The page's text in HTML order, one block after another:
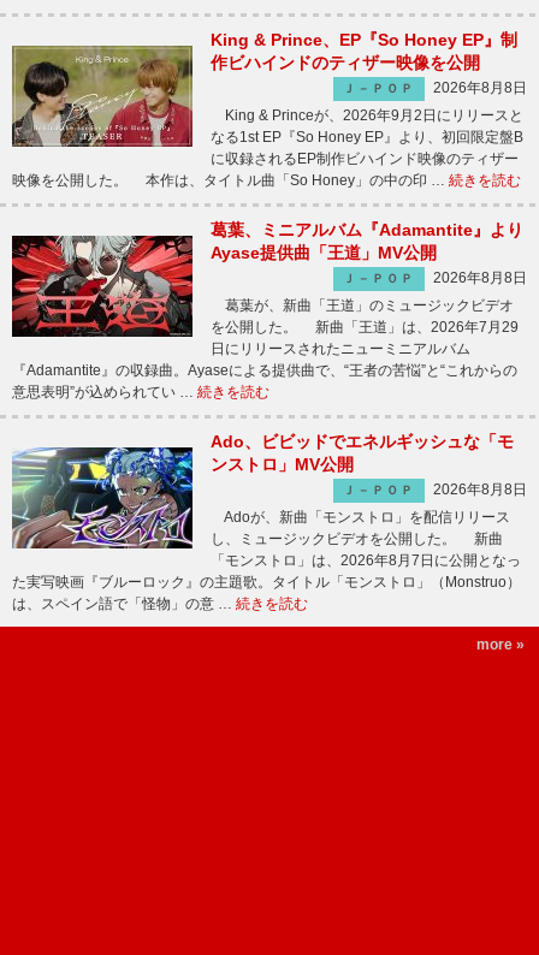
King & Prince、EP『So Honey EP』制
作ビハインドのティザー映像を公開
Ｊ－ＰＯＰ
2026年8月8日
King & Princeが、2026年9月2日にリリースと
なる1st EP『So Honey EP』より、初回限定盤B
に収録されるEP制作ビハインド映像のティザー
映像を公開した。 本作は、タイトル曲「So Honey」の中の印 … 続きを読む
葛葉、ミニアルバム『Adamantite』より
Ayase提供曲「王道」MV公開
Ｊ－ＰＯＰ
2026年8月8日
葛葉が、新曲「王道」のミュージックビデオ
を公開した。 新曲「王道」は、2026年7月29
日にリリースされたニューミニアルバム
『Adamantite』の収録曲。Ayaseによる提供曲で、“王者の苦悩”と“これからの
意思表明”が込められてい … 続きを読む
Ado、ビビッドでエネルギッシュな「モ
ンストロ」MV公開
Ｊ－ＰＯＰ
2026年8月8日
Adoが、新曲「モンストロ」を配信リリース
し、ミュージックビデオを公開した。 新曲
「モンストロ」は、2026年8月7日に公開となっ
た実写映画『ブルーロック』の主題歌。タイトル「モンストロ」（Monstruo）
は、スペイン語で「怪物」の意 … 続きを読む
more »